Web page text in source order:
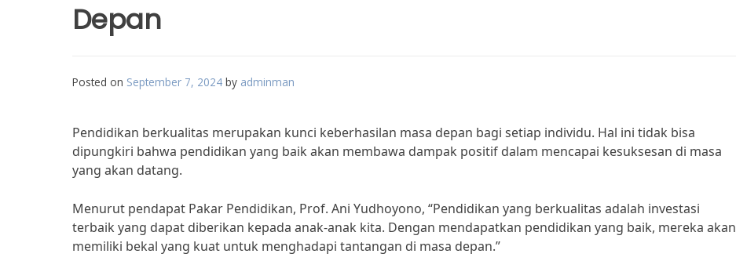
Depan
Posted on September 7, 2024 by adminman
Pendidikan berkualitas merupakan kunci keberhasilan masa depan bagi setiap individu. Hal ini tidak bisa
dipungkiri bahwa pendidikan yang baik akan membawa dampak positif dalam mencapai kesuksesan di masa
yang akan datang.
Menurut pendapat Pakar Pendidikan, Prof. Ani Yudhoyono, “Pendidikan yang berkualitas adalah investasi
terbaik yang dapat diberikan kepada anak-anak kita. Dengan mendapatkan pendidikan yang baik, mereka akan
memiliki bekal yang kuat untuk menghadapi tantangan di masa depan.”